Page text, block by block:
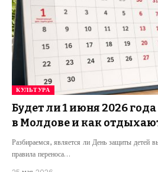
КУЛЬТУРА
Будет ли 1 июня 2026
в Молдове и как
Разбираемся, является ли День защиты детей
правила переноса…